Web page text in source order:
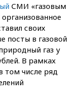
СМИ «газовым
своих
посты в газовой
газ у
В рамках
том числе ряд